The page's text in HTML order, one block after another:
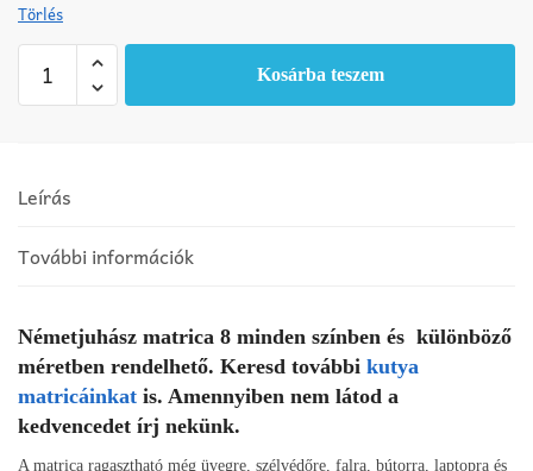
Törlés
Németjuhász
matrica
8
Kosárba teszem
Leírás
További információk
Németjuhász matrica 8 minden színben és különböző
méretben rendelhető. Keresd további kutya
matricáinkat is. Amennyiben nem látod a
kedvencedet írj nekünk.
A matrica ragasztható még üvegre, szélvédőre, falra, bútorra, laptopra és